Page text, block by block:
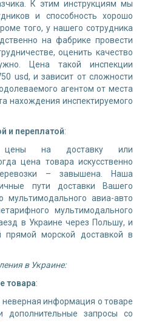
К этим инструкциям мы
и способность хорошо
того, у нашего сотрудника
на фабрике провести
оценить качество
Цена такой инспекции
usd, и зависит от сложности
агентом от места
нахождения инспектируемого
и переплатой:
цены на доставку или
цена товара искусственно
– завышена. Наша
пути доставки Вашего
мультимодального авиа-авто
мультимодального
в Украине через Польшу, и
прямой морской доставкой в
в Украине:
товара:
информация о товаре
запросы со